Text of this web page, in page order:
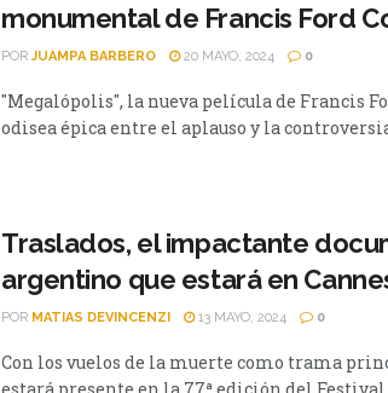
monumental de Francis Ford
POR JUAMPA BARBERO 20 MAYO, 2024 0
"Megalópolis", la nueva película de Francis
odisea épica entre el aplauso y la
Traslados, el impactante
argentino que estará en
POR MATIAS DEVINCENZI 13 MAYO, 2024 0
Con los vuelos de la muerte como trama